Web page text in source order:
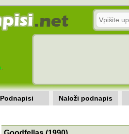
Podnapisi Naloži podnapis